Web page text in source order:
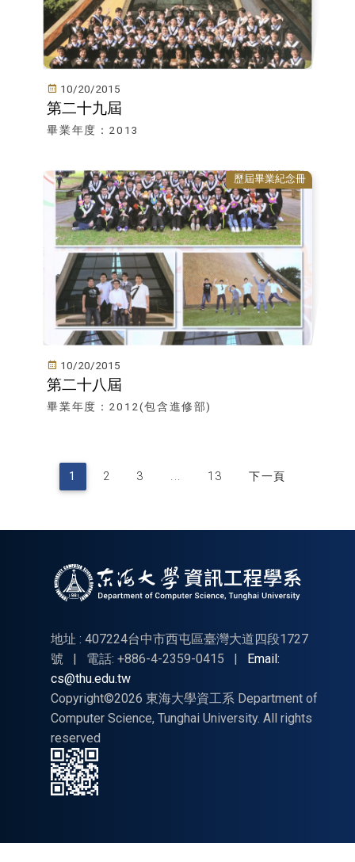
10/20/2015
第二十九屆
畢業年度：2013
歷屆畢業紀念冊
10/20/2015
第二十八屆
畢業年度：2012(包含進修部)
1 2 3 ... 13 下一頁
地址 : 407224台中市西屯區臺灣大道四段1727
號
| 電話: +886-4-2359-0415 |
Email:
cs@thu.edu.tw
Copyright©2026 東海大學資工系 Department of
Computer Science, Tunghai University. All rights
reserved